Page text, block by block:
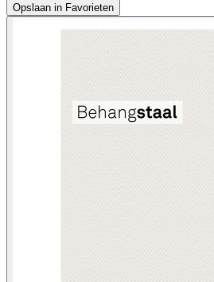
Opslaan in Favorieten